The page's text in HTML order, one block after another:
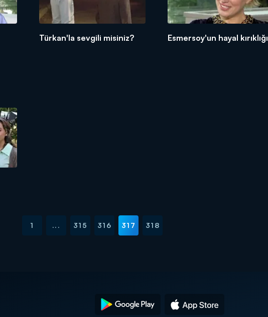
Türkan'la sevgili misiniz? Esmersoy'un hayal kırıklığı
1 ... 315 316 317 318